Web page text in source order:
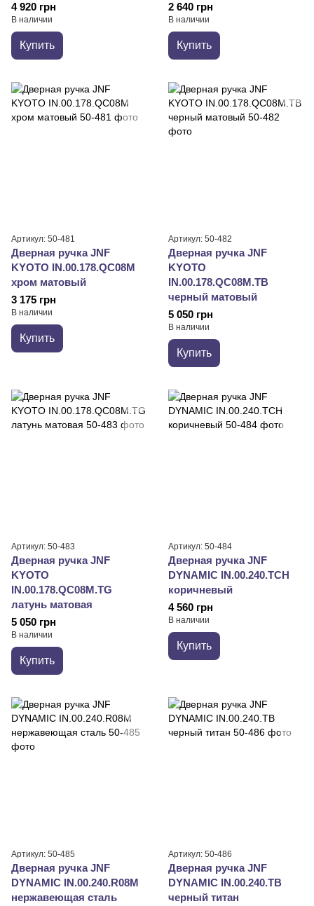
4 920 грн
В наличии
Купить
2 640 грн
В наличии
Купить
Артикул: 50-481
Дверная ручка JNF
KYOTO IN.00.178.QC08M
хром матовый
3 175 грн
В наличии
Купить
Артикул: 50-482
Дверная ручка JNF
KYOTO
IN.00.178.QC08M.TB
черный матовый
5 050 грн
В наличии
Купить
Артикул: 50-483
Дверная ручка JNF
KYOTO
IN.00.178.QC08M.TG
латунь матовая
5 050 грн
В наличии
Купить
Артикул: 50-484
Дверная ручка JNF
DYNAMIC IN.00.240.TCH
коричневый
4 560 грн
В наличии
Купить
Артикул: 50-485
Дверная ручка JNF
DYNAMIC IN.00.240.R08M
нержавеющая сталь
Артикул: 50-486
Дверная ручка JNF
DYNAMIC IN.00.240.TB
черный титан